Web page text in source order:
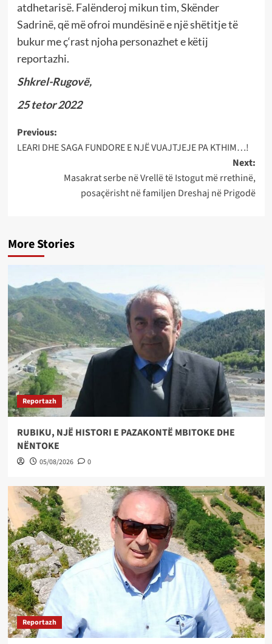
atdhetarisë. Falënderoj mikun tim, Skënder
Sadrinë, që më ofroi mundësinë e një shëtitje të
bukur me ç‘rast njoha personazhet e këtij
reportazhi.
Shkrel-Rugovë,
25 tetor 2022
Post
navigation
Previous:
LEARI DHE SAGA FUNDORE E NJË VUAJTJEJE PA KTHIM…!
Next:
Masakrat serbe në Vrellë të Istogut më rrethinë,
posaçërisht në familjen Dreshaj në Prigodë
More Stories
Reportazh
RUBIKU, NJË HISTORI E PAZAKONTË MBITOKE DHE
NËNTOKE
05/08/2026 0
Reportazh